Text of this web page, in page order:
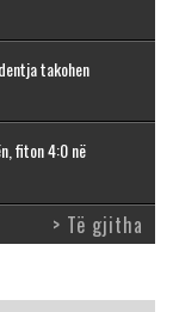
takohen
fiton 4:0 në
> Të gjitha